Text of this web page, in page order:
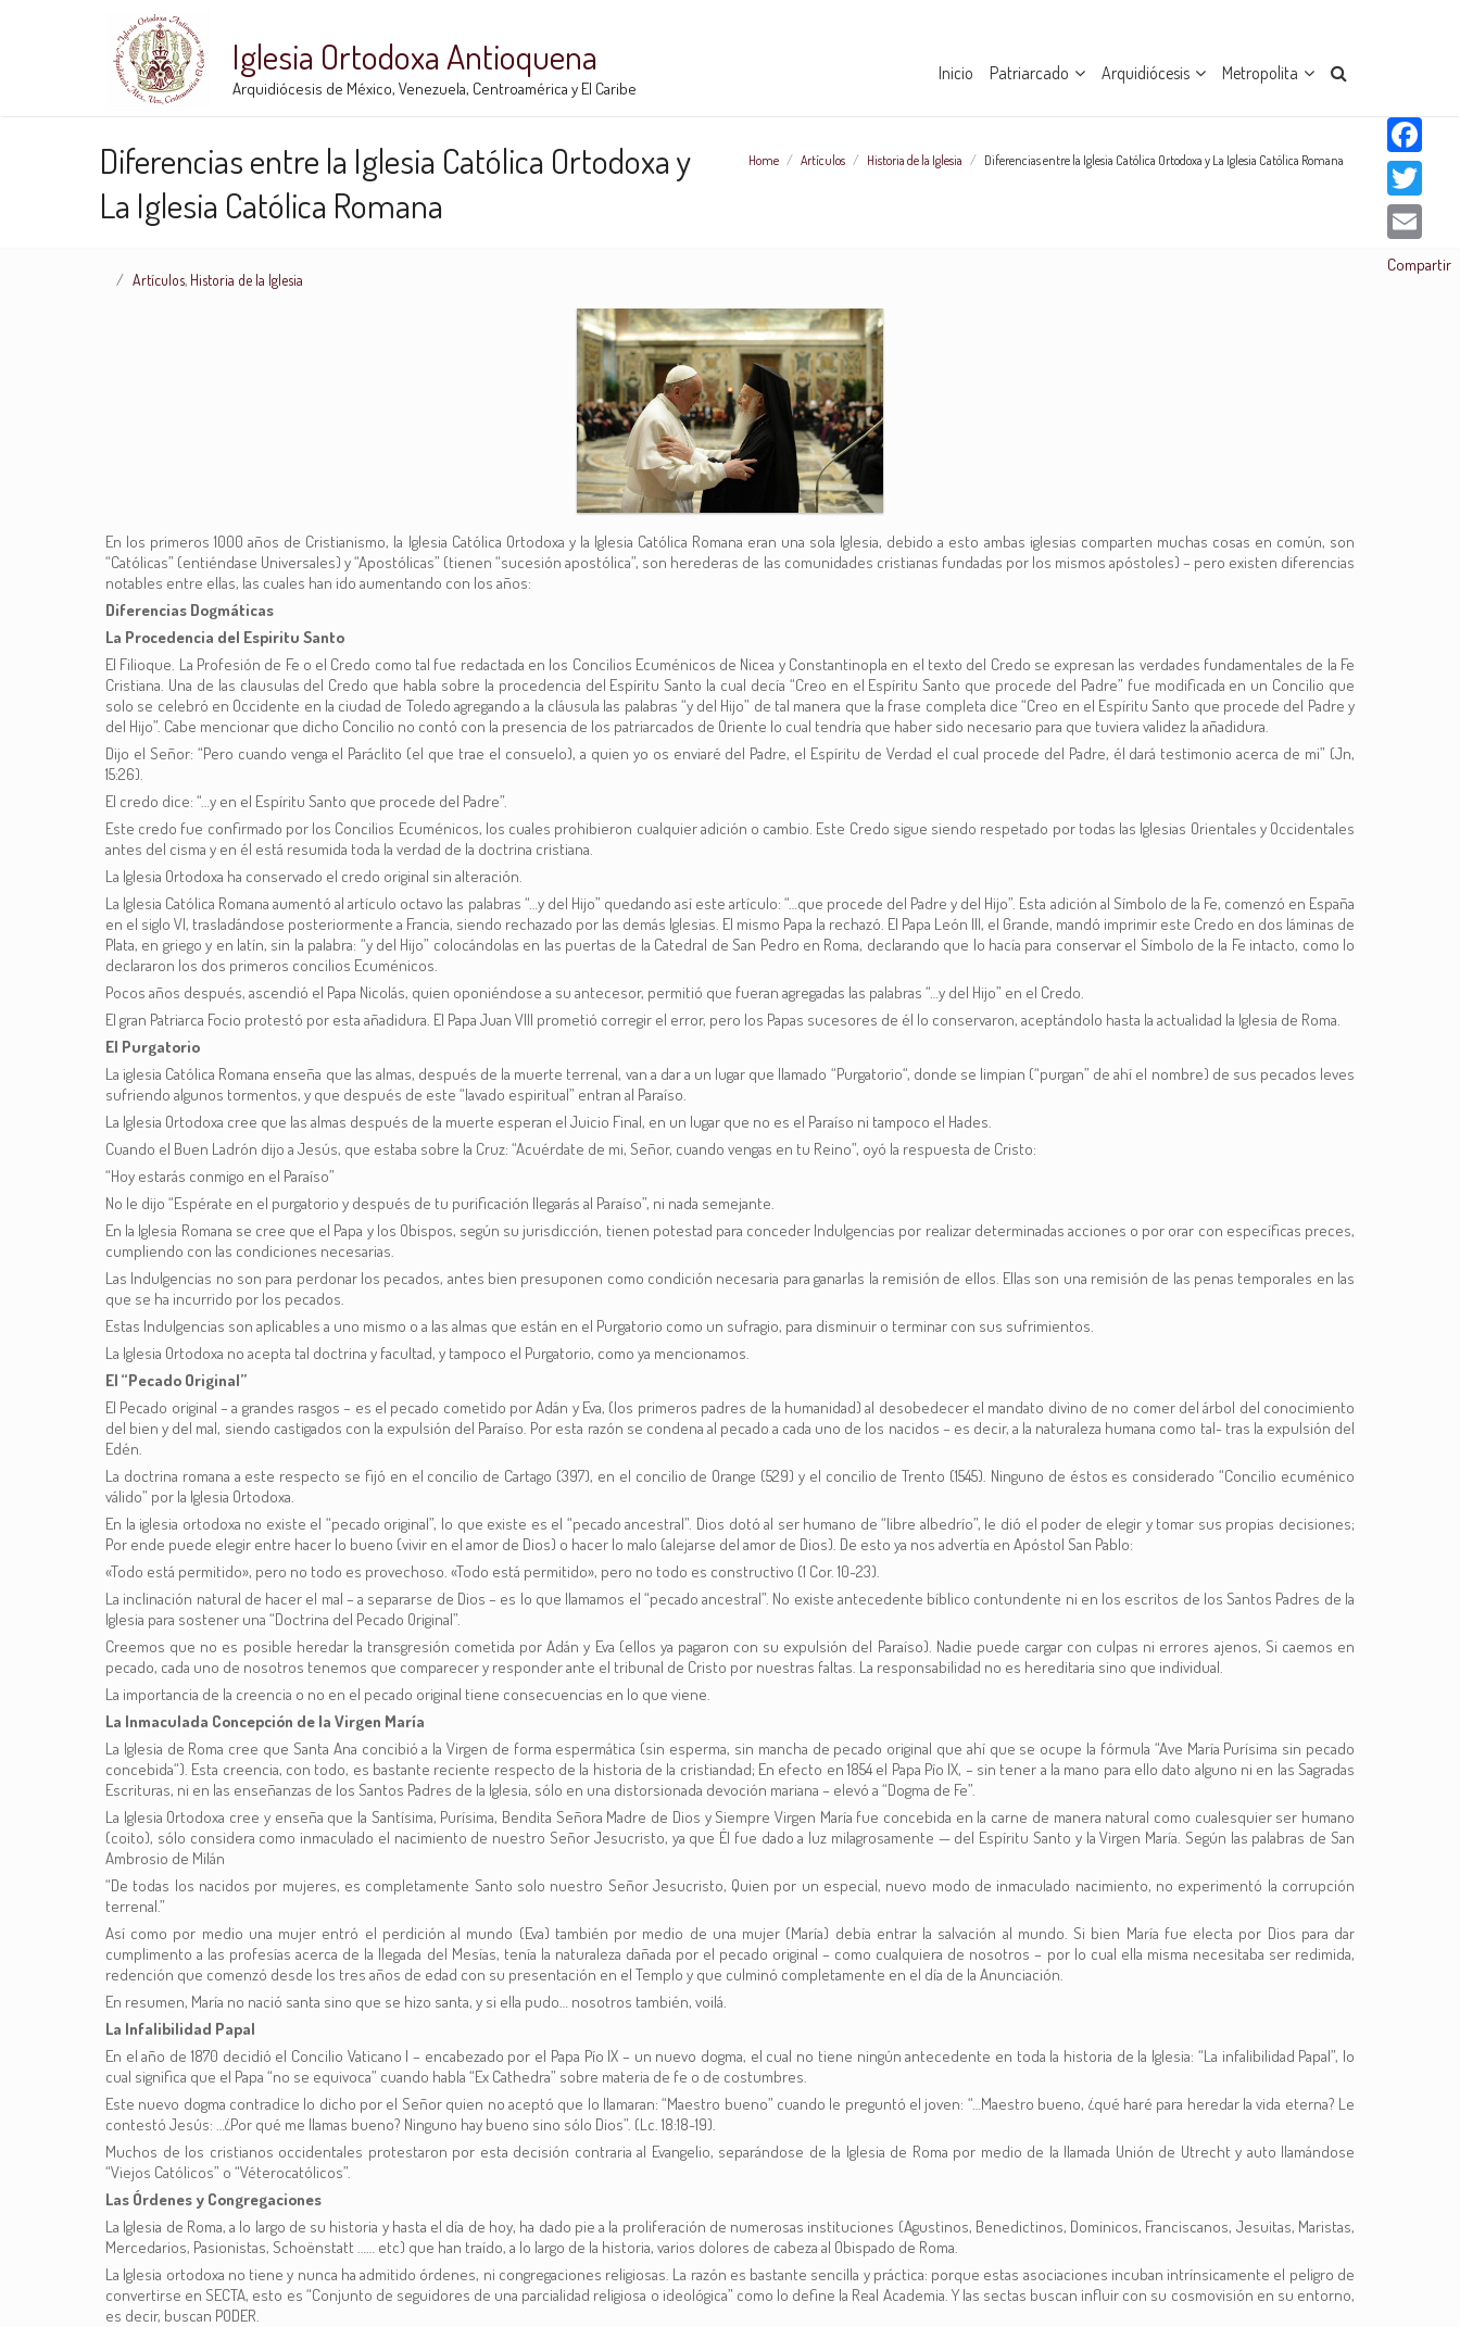
Iglesia Ortodoxa Antioquena
Arquidiócesis de México, Venezuela, Centroamérica y El Caribe
Inicio Patriarcado Arquidiócesis Metropolita
Home / Artículos / Historia de la Iglesia / Diferencias entre la Iglesia Católica Ortodoxa y La Iglesia Católica Romana
Diferencias entre la Iglesia Católica Ortodoxa y
La Iglesia Católica Romana
Artículos, Historia de la Iglesia
En los primeros 1000 años de Cristianismo, la Iglesia Católica Ortodoxa y la Iglesia Católica Romana eran una sola Iglesia, debido a esto ambas iglesias comparten muchas cosas en común, son
“Católicas” (entiéndase Universales) y “Apostólicas” (tienen “sucesión apostólica”, son herederas de las comunidades cristianas fundadas por los mismos apóstoles) – pero existen diferencias
notables entre ellas, las cuales han ido aumentando con los años:
Diferencias Dogmáticas
La Procedencia del Espiritu Santo
El Filioque. La Profesión de Fe o el Credo como tal fue redactada en los Concilios Ecuménicos de Nicea y Constantinopla en el texto del Credo se expresan las verdades fundamentales de la Fe
Cristiana. Una de las clausulas del Credo que habla sobre la procedencia del Espíritu Santo la cual decía “Creo en el Espíritu Santo que procede del Padre” fue modificada en un Concilio que
solo se celebró en Occidente en la ciudad de Toledo agregando a la cláusula las palabras “y del Hijo” de tal manera que la frase completa dice “Creo en el Espíritu Santo que procede del Padre y
del Hijo”. Cabe mencionar que dicho Concilio no contó con la presencia de los patriarcados de Oriente lo cual tendría que haber sido necesario para que tuviera validez la añadidura.
Dijo el Señor: “Pero cuando venga el Paráclito (el que trae el consuelo), a quien yo os enviaré del Padre, el Espíritu de Verdad el cual procede del Padre, él dará testimonio acerca de mi” (Jn,
15:26).
El credo dice: “…y en el Espíritu Santo que procede del Padre”.
Este credo fue confirmado por los Concilios Ecuménicos, los cuales prohibieron cualquier adición o cambio. Este Credo sigue siendo respetado por todas las Iglesias Orientales y Occidentales
antes del cisma y en él está resumida toda la verdad de la doctrina cristiana.
La Iglesia Ortodoxa ha conservado el credo original sin alteración.
La Iglesia Católica Romana aumentó al artículo octavo las palabras “…y del Hijo” quedando así este artículo: “…que procede del Padre y del Hijo”. Esta adición al Símbolo de la Fe, comenzó en España
en el siglo VI, trasladándose posteriormente a Francia, siendo rechazado por las demás Iglesias. El mismo Papa la rechazó. El Papa León III, el Grande, mandó imprimir este Credo en dos láminas de
Plata, en griego y en latín, sin la palabra: “y del Hijo” colocándolas en las puertas de la Catedral de San Pedro en Roma, declarando que lo hacía para conservar el Símbolo de la Fe intacto, como lo
declararon los dos primeros concilios Ecuménicos.
Pocos años después, ascendió el Papa Nicolás, quien oponiéndose a su antecesor, permitió que fueran agregadas las palabras “…y del Hijo” en el Credo.
El gran Patriarca Focio protestó por esta añadidura. El Papa Juan VIII prometió corregir el error, pero los Papas sucesores de él lo conservaron, aceptándolo hasta la actualidad la Iglesia de Roma.
El Purgatorio
La iglesia Católica Romana enseña que las almas, después de la muerte terrenal, van a dar a un lugar que llamado “Purgatorio“, donde se limpian (“purgan” de ahí el nombre) de sus pecados leves
sufriendo algunos tormentos, y que después de este “lavado espiritual” entran al Paraíso.
La Iglesia Ortodoxa cree que las almas después de la muerte esperan el Juicio Final, en un lugar que no es el Paraíso ni tampoco el Hades.
Cuando el Buen Ladrón dijo a Jesús, que estaba sobre la Cruz: “Acuérdate de mi, Señor, cuando vengas en tu Reino”, oyó la respuesta de Cristo:
“Hoy estarás conmigo en el Paraíso”
No le dijo “Espérate en el purgatorio y después de tu purificación llegarás al Paraíso”, ni nada semejante.
En la Iglesia Romana se cree que el Papa y los Obispos, según su jurisdicción, tienen potestad para conceder Indulgencias por realizar determinadas acciones o por orar con específicas preces,
cumpliendo con las condiciones necesarias.
Las Indulgencias no son para perdonar los pecados, antes bien presuponen como condición necesaria para ganarlas la remisión de ellos. Ellas son una remisión de las penas temporales en las
que se ha incurrido por los pecados.
Estas Indulgencias son aplicables a uno mismo o a las almas que están en el Purgatorio como un sufragio, para disminuir o terminar con sus sufrimientos.
La Iglesia Ortodoxa no acepta tal doctrina y facultad, y tampoco el Purgatorio, como ya mencionamos.
El “Pecado Original”
El Pecado original – a grandes rasgos – es el pecado cometido por Adán y Eva, (los primeros padres de la humanidad) al desobedecer el mandato divino de no comer del árbol del conocimiento
del bien y del mal, siendo castigados con la expulsión del Paraíso. Por esta razón se condena al pecado a cada uno de los nacidos – es decir, a la naturaleza humana como tal- tras la expulsión del
Edén.
La doctrina romana a este respecto se fijó en el concilio de Cartago (397), en el concilio de Orange (529) y el concilio de Trento (1545). Ninguno de éstos es considerado “Concilio ecuménico
válido” por la Iglesia Ortodoxa.
En la iglesia ortodoxa no existe el “pecado original”, lo que existe es el “pecado ancestral”. Dios dotó al ser humano de “libre albedrío”, le dió el poder de elegir y tomar sus propias decisiones;
Por ende puede elegir entre hacer lo bueno (vivir en el amor de Dios) o hacer lo malo (alejarse del amor de Dios). De esto ya nos advertía en Apóstol San Pablo:
«Todo está permitido», pero no todo es provechoso. «Todo está permitido», pero no todo es constructivo (1 Cor. 10-23).
La inclinación natural de hacer el mal – a separarse de Dios – es lo que llamamos el “pecado ancestral”. No existe antecedente bíblico contundente ni en los escritos de los Santos Padres de la
Iglesia para sostener una “Doctrina del Pecado Original”.
Creemos que no es posible heredar la transgresión cometida por Adán y Eva (ellos ya pagaron con su expulsión del Paraíso). Nadie puede cargar con culpas ni errores ajenos, Si caemos en
pecado, cada uno de nosotros tenemos que comparecer y responder ante el tribunal de Cristo por nuestras faltas. La responsabilidad no es hereditaria sino que individual.
La importancia de la creencia o no en el pecado original tiene consecuencias en lo que viene.
La Inmaculada Concepción de la Virgen María
La Iglesia de Roma cree que Santa Ana concibió a la Virgen de forma espermática (sin esperma, sin mancha de pecado original que ahí que se ocupe la fórmula “Ave María Purísima sin pecado
concebida“). Esta creencia, con todo, es bastante reciente respecto de la historia de la cristiandad; En efecto en 1854 el Papa Pío IX, – sin tener a la mano para ello dato alguno ni en las Sagradas
Escrituras, ni en las enseñanzas de los Santos Padres de la Iglesia, sólo en una distorsionada devoción mariana – elevó a “Dogma de Fe”.
La Iglesia Ortodoxa cree y enseña que la Santísima, Purísima, Bendita Señora Madre de Dios y Siempre Virgen María fue concebida en la carne de manera natural como cualesquier ser humano
(coito), sólo considera como inmaculado el nacimiento de nuestro Señor Jesucristo, ya que Él fue dado a luz milagrosamente — del Espíritu Santo y la Virgen María. Según las palabras de San
Ambrosio de Milán
“De todas los nacidos por mujeres, es completamente Santo solo nuestro Señor Jesucristo, Quien por un especial, nuevo modo de inmaculado nacimiento, no experimentó la corrupción
terrenal.”
Así como por medio una mujer entró el perdición al mundo (Eva) también por medio de una mujer (María) debía entrar la salvación al mundo. Si bien María fue electa por Dios para dar
cumplimento a las profesías acerca de la llegada del Mesías, tenía la naturaleza dañada por el pecado original – como cualquiera de nosotros – por lo cual ella misma necesitaba ser redimida,
redención que comenzó desde los tres años de edad con su presentación en el Templo y que culminó completamente en el día de la Anunciación.
En resumen, María no nació santa sino que se hizo santa, y si ella pudo… nosotros también, voilá.
La Infalibilidad Papal
En el año de 1870 decidió el Concilio Vaticano I – encabezado por el Papa Pío IX – un nuevo dogma, el cual no tiene ningún antecedente en toda la historia de la Iglesia: “La infalibilidad Papal”, lo
cual significa que el Papa “no se equivoca” cuando habla “Ex Cathedra” sobre materia de fe o de costumbres.
Este nuevo dogma contradice lo dicho por el Señor quien no aceptó que lo llamaran: “Maestro bueno” cuando le preguntó el joven: “…Maestro bueno, ¿qué haré para heredar la vida eterna? Le
contestó Jesús: …¿Por qué me llamas bueno? Ninguno hay bueno sino sólo Dios”. (Lc. 18:18-19).
Muchos de los cristianos occidentales protestaron por esta decisión contraria al Evangelio, separándose de la Iglesia de Roma por medio de la llamada Unión de Utrecht y auto llamándose
“Viejos Católicos” o “Véterocatólicos”.
Las Órdenes y Congregaciones
La Iglesia de Roma, a lo largo de su historia y hasta el día de hoy, ha dado pie a la proliferación de numerosas instituciones (Agustinos, Benedictinos, Dominicos, Franciscanos, Jesuitas, Maristas,
Mercedarios, Pasionistas, Schoënstatt …… etc) que han traído, a lo largo de la historia, varios dolores de cabeza al Obispado de Roma.
La Iglesia ortodoxa no tiene y nunca ha admitido órdenes, ni congregaciones religiosas. La razón es bastante sencilla y práctica: porque estas asociaciones incuban intrínsicamente el peligro de
convertirse en SECTA, esto es “Conjunto de seguidores de una parcialidad religiosa o ideológica” como lo define la Real Academia. Y las sectas buscan influir con su cosmovisión en su entorno,
es decir, buscan PODER.
Facebook
Twitter
Email
Compartir